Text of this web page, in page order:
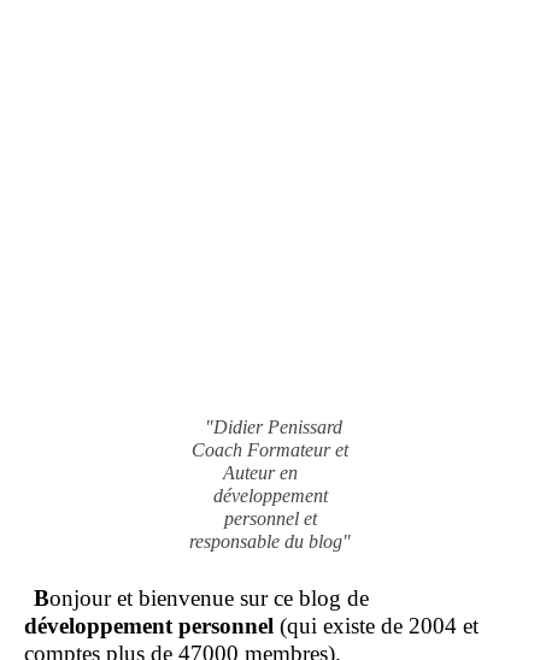
"Didier Penissard
Coach Formateur et
Auteur en
développement
personnel et
responsable du blog"
Bonjour et bienvenue sur ce blog de
développement personnel (qui existe de 2004 et
comptes plus de 47000 membres).